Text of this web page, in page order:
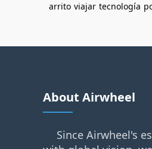
arrito viajar tecnología
About Airwheel
Since Airwheel's